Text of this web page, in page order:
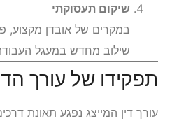
שיקום תעסוקתי
במקרים של אובדן מקצוע,
שילוב מחדש במעגל
תפקידו של עורך
עורך דין המייצג נפגע תאונת